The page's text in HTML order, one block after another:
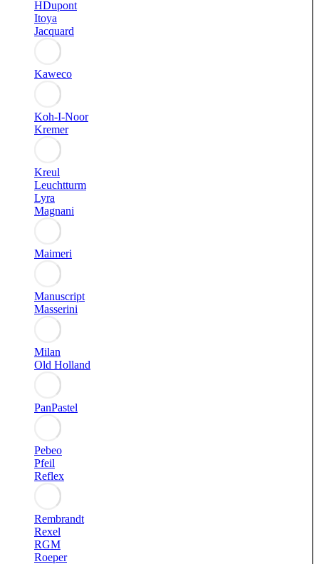
HDupont
Itoya
Jacquard
Kaweco
Koh-I-Noor
Kremer
Kreul
Leuchtturm
Lyra
Magnani
Maimeri
Manuscript
Masserini
Milan
Old Holland
PanPastel
Pebeo
Pfeil
Reflex
Rembrandt
Rexel
RGM
Roeper